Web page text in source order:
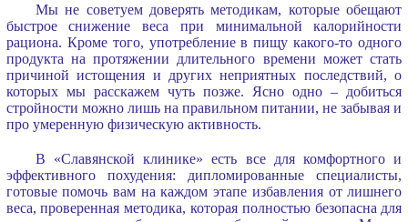
Мы не советуем доверять методикам, которые обещают
быстрое снижение веса при минимальной калорийности
рациона. Кроме того, употребление в пищу какого-то одного
продукта на протяжении длительного времени может стать
причиной истощения и других неприятных последствий, о
которых мы расскажем чуть позже. Ясно одно – добиться
стройности можно лишь на правильном питании, не забывая и
про умеренную физическую активность.
В «Славянской клинике» есть все для комфортного и
эффективного похудения: дипломированные специалисты,
готовые помочь вам на каждом этапе избавления от лишнего
веса, проверенная методика, которая полностью безопасна для